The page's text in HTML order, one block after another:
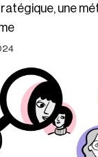
une